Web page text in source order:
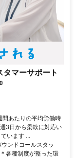
マーサポート
間あたりの平均労働時
3日から柔軟に対応い
います ...
ンドコールスタッ
各種制度が整った環